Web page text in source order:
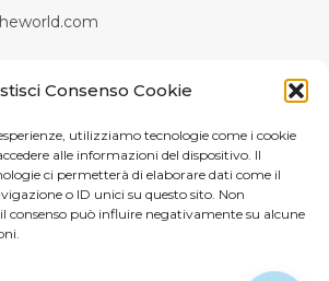
Consenso Cookie
utilizziamo tecnologie come i cookie
alle informazioni del dispositivo. Il
ci permetterà di elaborare dati come il
o ID unici su questo sito. Non
consenso può influire negativamente su alcune
Società a socio unico – Via di Scandici,
22R – Firenze-Italia
100.000 i.v.-C.F.-P.Iva 05511100488 –
552158 CCIAA Firenze